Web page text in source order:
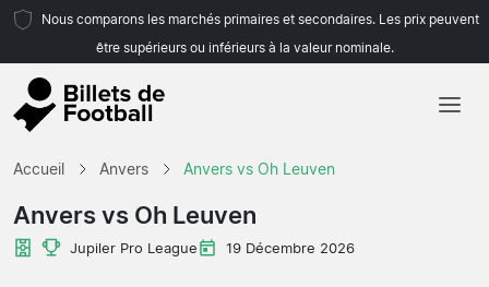
Nous comparons les marchés primaires et secondaires. Les prix peuvent
être supérieurs ou inférieurs à la valeur nominale.
Accueil Anvers Anvers vs Oh Leuven
Anvers vs Oh Leuven
Jupiler Pro League 19 Décembre 2026